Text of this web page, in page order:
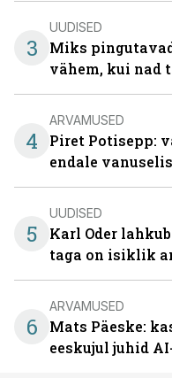
3
UUDISED
Miks
vähem, kui nad
4
ARVAMUSED
Piret Potisepp:
endale
5
UUDISED
Karl Oder
taga on isiklik
6
ARVAMUSED
Mats Päeske:
eeskujul juhid